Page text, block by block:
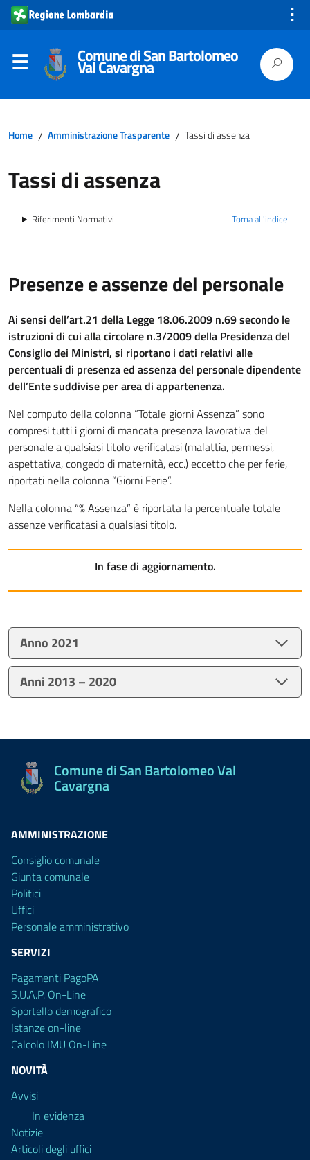
⋮
Comune di San Bartolomeo
Val Cavargna
Home / Amministrazione Trasparente / Tassi di assenza
Tassi di assenza
Torna all'indice
Riferimenti Normativi
Presenze e assenze del personale
Ai sensi dell’art.21 della Legge 18.06.2009 n.69 secondo le
istruzioni di cui alla circolare n.3/2009 della Presidenza del
Consiglio dei Ministri, si riportano i dati relativi alle
percentuali di presenza ed assenza del personale dipendente
dell’Ente suddivise per area di appartenenza.
Nel computo della colonna “Totale giorni Assenza” sono
compresi tutti i giorni di mancata presenza lavorativa del
personale a qualsiasi titolo verificatasi (malattia, permessi,
aspettativa, congedo di maternità, ecc.) eccetto che per ferie,
riportati nella colonna “Giorni Ferie”.
Nella colonna “% Assenza” è riportata la percentuale totale
assenze verificatasi a qualsiasi titolo.
In fase di aggiornamento.
Anno 2021
Anni 2013 – 2020
Comune di San Bartolomeo Val
Cavargna
AMMINISTRAZIONE
Consiglio comunale
Giunta comunale
Politici
Uffici
Personale amministrativo
SERVIZI
Pagamenti PagoPA
S.U.A.P. On-Line
Sportello demografico
Istanze on-line
Calcolo IMU On-Line
NOVITÀ
Avvisi
In evidenza
Notizie
Articoli degli uffici